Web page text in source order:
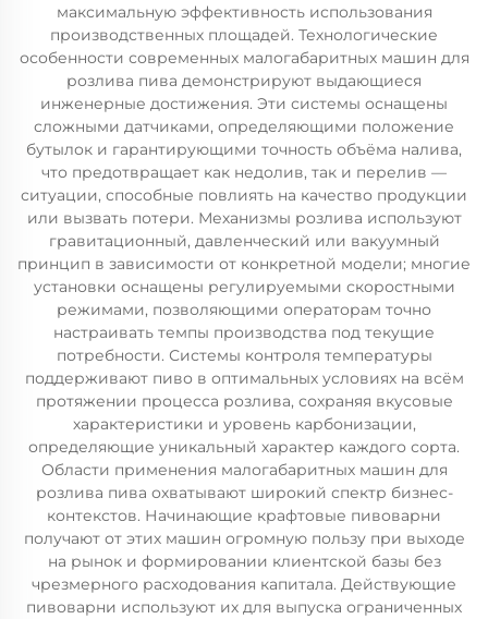
максимальную эффективность использования
производственных площадей. Технологические
особенности современных малогабаритных машин для
розлива пива демонстрируют выдающиеся
инженерные достижения. Эти системы оснащены
сложными датчиками, определяющими положение
бутылок и гарантирующими точность объёма налива,
что предотвращает как недолив, так и перелив —
ситуации, способные повлиять на качество продукции
или вызвать потери. Механизмы розлива используют
гравитационный, давленческий или вакуумный
принцип в зависимости от конкретной модели; многие
установки оснащены регулируемыми скоростными
режимами, позволяющими операторам точно
настраивать темпы производства под текущие
потребности. Системы контроля температуры
поддерживают пиво в оптимальных условиях на всём
протяжении процесса розлива, сохраняя вкусовые
характеристики и уровень карбонизации,
определяющие уникальный характер каждого сорта.
Области применения малогабаритных машин для
розлива пива охватывают широкий спектр бизнес-
контекстов. Начинающие крафтовые пивоварни
получают от этих машин огромную пользу при выходе
на рынок и формировании клиентской базы без
чрезмерного расходования капитала. Действующие
пивоварни используют их для выпуска ограниченных